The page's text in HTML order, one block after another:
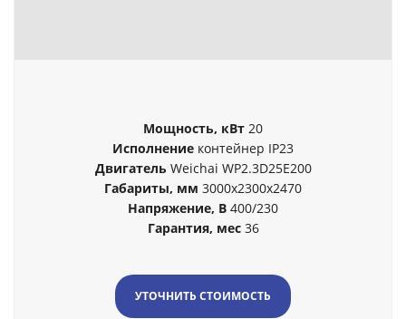
Мощность, кВт 20
Исполнение контейнер IP23
Двигатель Weichai WP2.3D25E200
Габариты, мм 3000x2300x2470
Напряжение, В 400/230
Гарантия, мес 36
УТОЧНИТЬ СТОИМОСТЬ